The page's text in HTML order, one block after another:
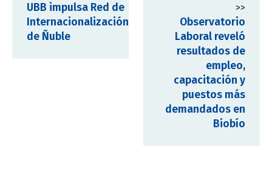
UBB impulsa Red de
Internacionalización
de Ñuble
>>
Observatorio
Laboral reveló
resultados de
empleo,
capacitación y
puestos más
demandados en
Biobío